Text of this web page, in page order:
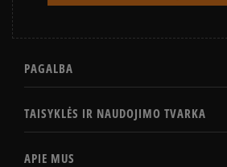
PAGALBA
TAISYKLĖS IR NAUDOJIMO TVARKA
APIE MUS